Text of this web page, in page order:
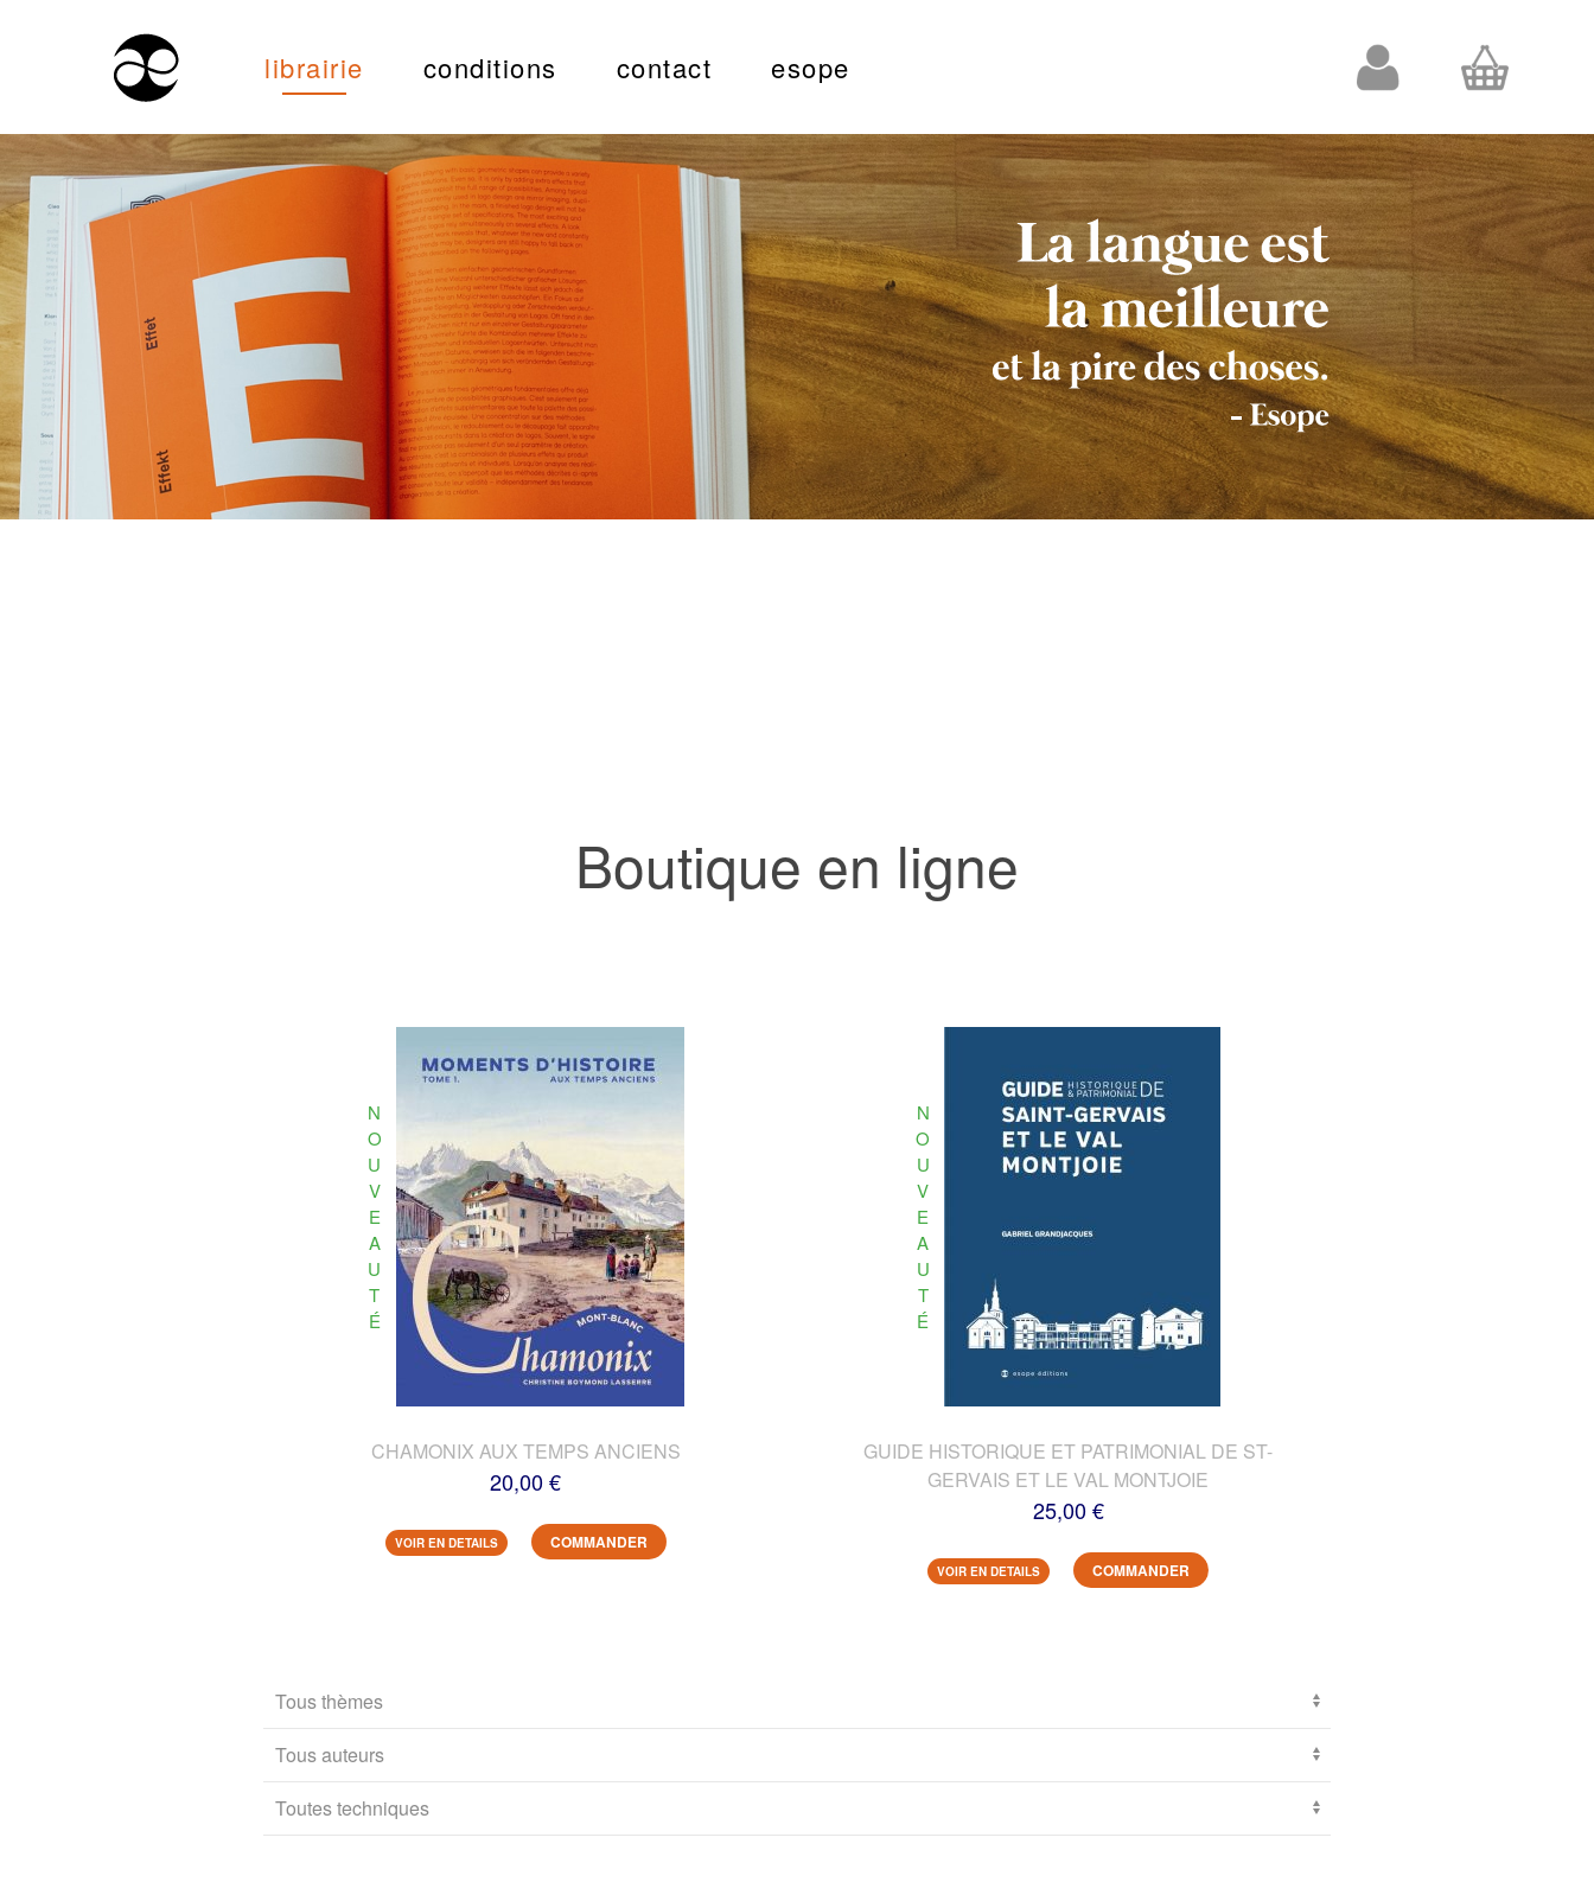
librairie conditions contact esope
Boutique en ligne
N
O
U
V
E
A
U
T
É
CHAMONIX AUX TEMPS ANCIENS
20,00 €
VOIR EN DETAILS COMMANDER
N
O
U
V
E
A
U
T
É
GUIDE HISTORIQUE ET PATRIMONIAL DE ST-
GERVAIS ET LE VAL MONTJOIE
25,00 €
VOIR EN DETAILS COMMANDER